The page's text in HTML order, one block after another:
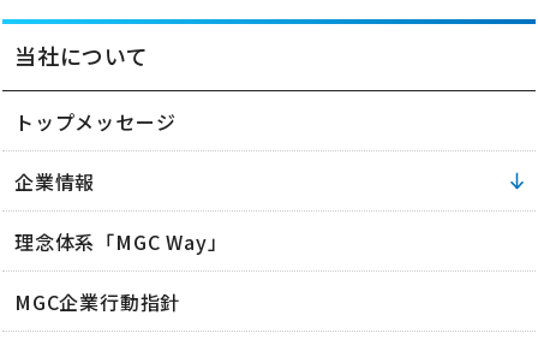
当社について
トップメッセージ
企業情報
理念体系「MGC Way」
MGC企業行動指針